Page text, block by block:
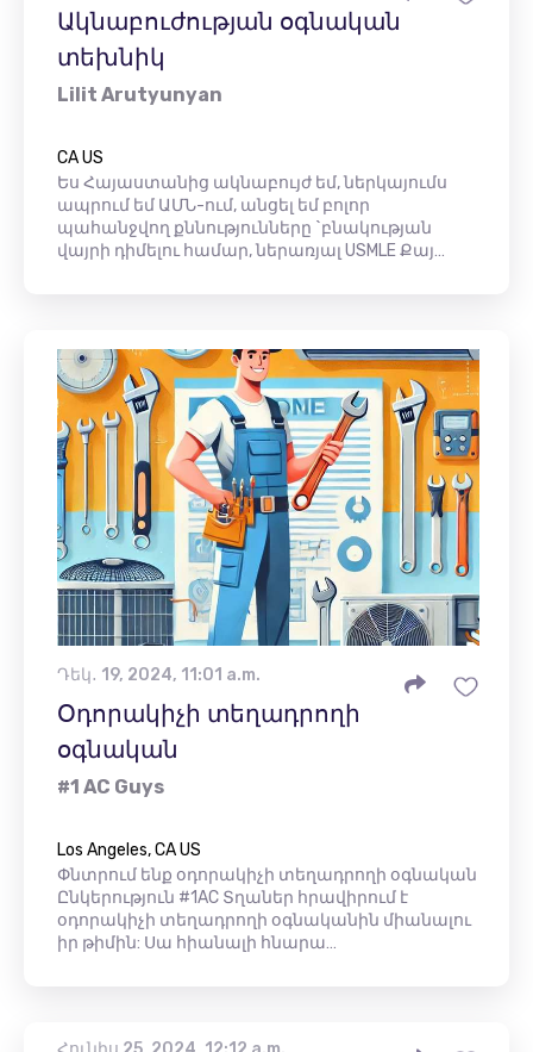
Ակնաբուժության օգնական
տեխնիկ
Lilit Arutyunyan
CA US
Ես Հայաստանից ակնաբույժ եմ, ներկայումս
ապրում եմ ԱՄՆ-ում, անցել եմ բոլոր
պահանջվող քննությունները `բնակության
վայրի դիմելու համար, ներառյալ USMLE Քայ…
Դեկ․ 19, 2024, 11:01 a.m.
Օդորակիչի տեղադրողի
օգնական
#1 AC Guys
Los Angeles, CA US
Փնտրում ենք օդորակիչի տեղադրողի օգնական
Ընկերություն #1AC Տղաներ հրավիրում է
օդորակիչի տեղադրողի օգնականին միանալու
իր թիմին: Սա հիանալի հնարա…